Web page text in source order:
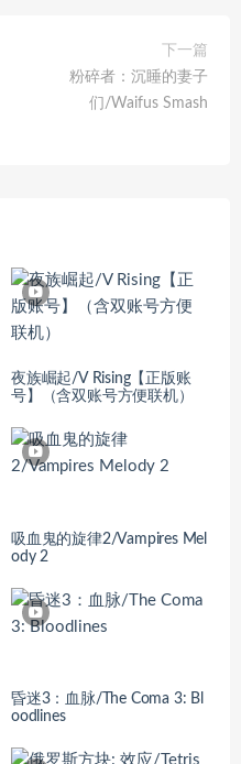
下一篇
粉碎者：沉睡的妻子
们/Waifus Smash
夜族崛起/V Rising【正版账
号】（含双账号方便联机）
吸血鬼的旋律2/Vampires Mel
ody 2
昏迷3：血脉/The Coma 3: Bl
oodlines